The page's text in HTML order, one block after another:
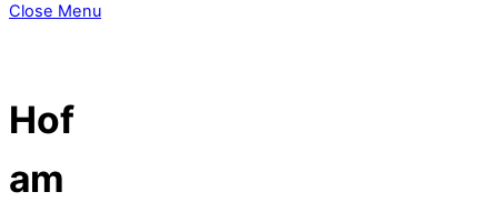
Close Menu
Hof
am